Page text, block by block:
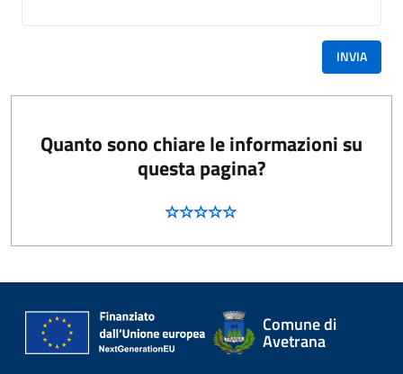
INVIA
Quanto sono chiare le informazioni su
questa pagina?
Comune di
Avetrana